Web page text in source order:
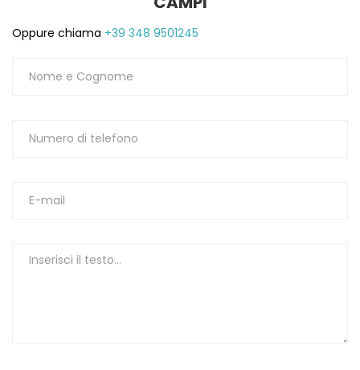
Oppure chiama +39 348 9501245